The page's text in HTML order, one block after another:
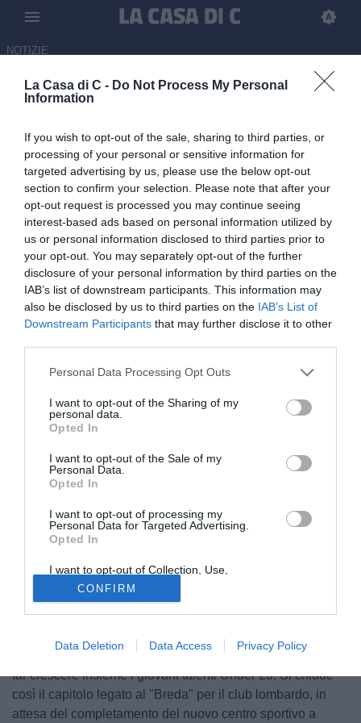
La Casa di C - Do Not Process My Personal
Information
If you wish to opt-out of the sale, sharing to third parties, or
processing of your personal or sensitive information for
targeted advertising by us, please use the below opt-out
section to confirm your selection. Please note that after your
opt-out request is processed you may continue seeing
interest-based ads based on personal information utilized by
us or personal information disclosed to third parties prior to
your opt-out. You may separately opt-out of the further
disclosure of your personal information by third parties on the
IAB’s list of downstream participants. This information may
also be disclosed by us to third parties on the IAB’s List of
Downstream Participants that may further disclose it to other
Personal Data Processing Opt Outs
I want to opt-out of the Sharing of my
personal data.
Opted In
I want to opt-out of the Sale of my
Personal Data.
Opted In
I want to opt-out of processing my
Personal Data for Targeted Advertising.
Opted In
I want to opt-out of Collection, Use,
Retention, Sale, and/or Sharing of my
Personal Data that Is Unrelated with the
Purposes for which it was collected.
Opted Out
CONFIRM
Data Deletion Data Access Privacy Policy
NOTIZIE
Alcione Milano, le partite
"Ferruccio" di Seregno: il
comunicato
21.06.2026 17:30 di Tommaso Paolantonio
Ufficiale il passaggio dal "Breda" allo stadio "Ferruccio" di Seregno
per le gare in casa degli Orange della prossima stagione
Come anticipato nelle scorse settimane (
LEGGI QUI LA
NEWS), l'Alcione Milano
stadio"Ferruccio" di Seregnoe consolidando la
collaborazione con il
Seregno FBC
tra le due società, con il temporaneo impianto di casa
come sviluppo dell'accordo di cooperazione siglato lo
scorso maggio, una collaborazione nata con l'obiettivo di
far crescere insieme i giovani talenti Under 23. Si chiude
così il capitolo legato al "Breda" per il club lombardo, in
attesa del completamento del nuovo centro sportivo a